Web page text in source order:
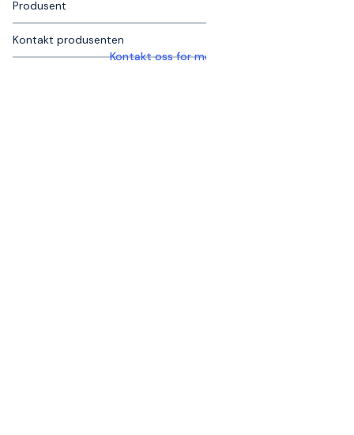
Produsent
Kontakt produsenten
Kontakt oss for mer informasjon